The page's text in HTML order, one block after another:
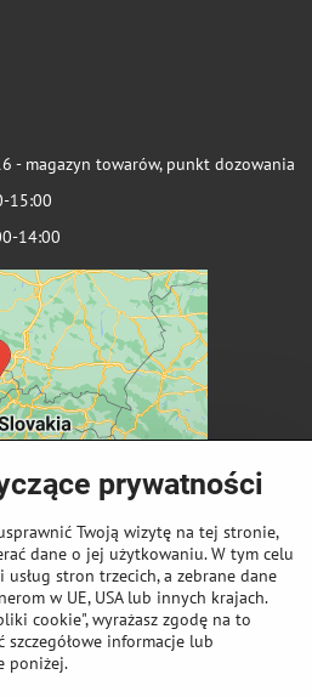
- magazyn towarów, punkt dozowania
15:00
cewek
prywatności
Twoją wizytę na tej stronie,
dane o jej użytkowaniu. W tym celu
usług stron trzecich, a zebrane dane
w UE, USA lub innych krajach.
cookie", wyrażasz zgodę na to
szczegółowe informacje lub
poniżej.